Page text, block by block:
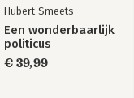
Hubert Smeets
Een wonderbaarlijk
politicus
€ 39,99